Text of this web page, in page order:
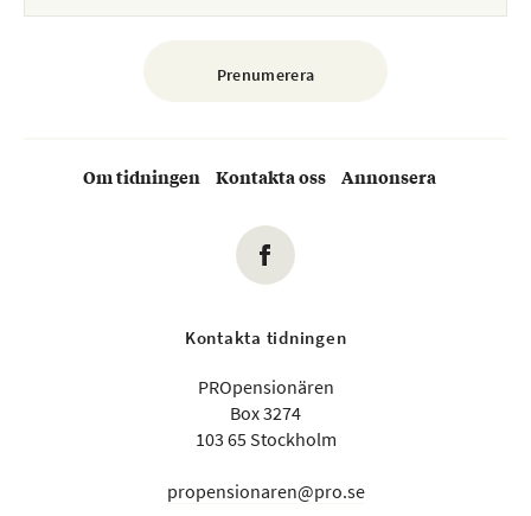
Om tidningen Kontakta oss Annonsera
Kontakta tidningen
PROpensionären
Box 3274
103 65 Stockholm
propensionaren@pro.se